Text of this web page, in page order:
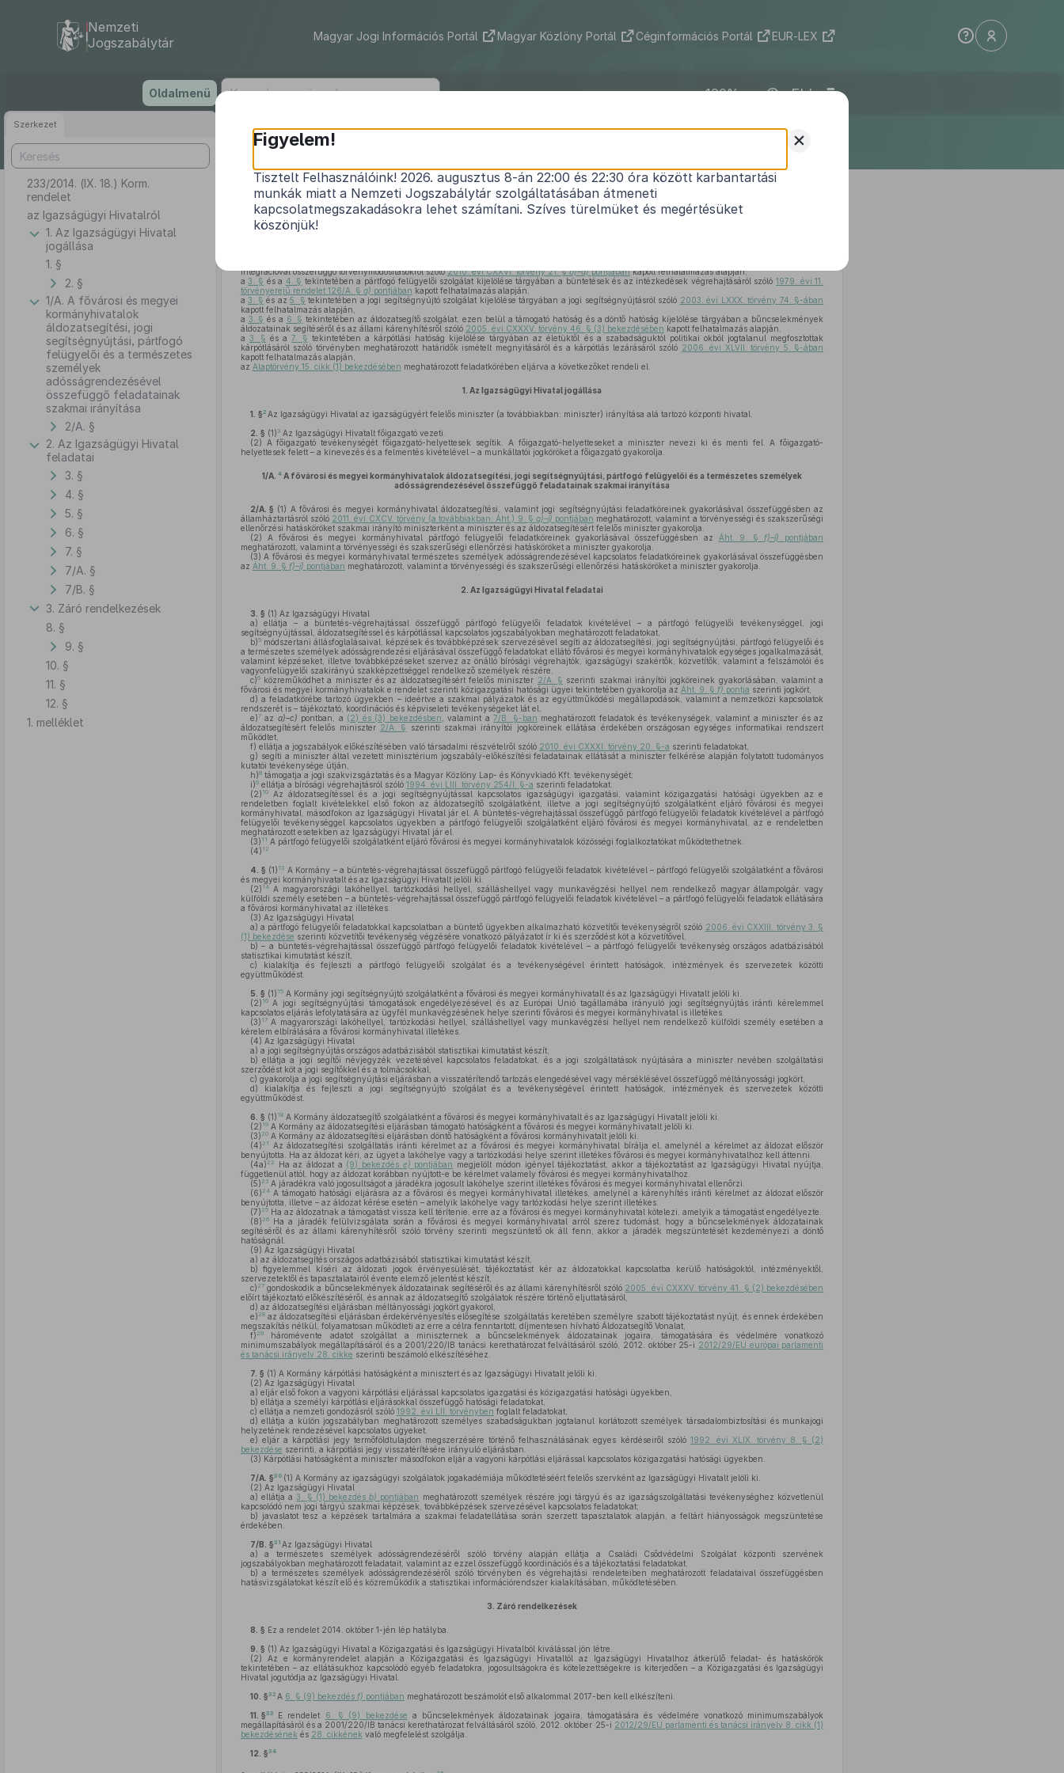
tartalomra
Nemzeti
Jogszabálytár
Magyar Jogi Információs Portál Magyar Közlöny Portál Céginformációs Portál EUR-LEX
Oldalmenü ELI
Szerkezet
233/2014. (IX. 18.) Korm.
rendelet
az Igazságügyi Hivatalról
1. Az Igazságügyi Hivatal
jogállása
1. §
2. §
1/A. A fővárosi és megyei
kormányhivatalok
áldozatsegítési, jogi
segítségnyújtási, pártfogó
felügyelői és a természetes
személyek
adósságrendezésével
összefüggő feladatainak
szakmai irányítása
2/A. §
2. Az Igazságügyi Hivatal
feladatai
3. §
4. §
5. §
6. §
7. §
7/A. §
7/B. §
3. Záró rendelkezések
8. §
9. §
10. §
11. §
12. §
1. melléklet
233/2014. (IX. 18.) Korm. rendelet
az Igazságügyi Hivatalról1
Hatályos: 2015. 11. 01. – 2016. 12. 31.
integrációval összefüggő törvénymódosításokról szóló2010. évi CXXVI. törvény 21. §b)–d)pontjábankapott felhatalmazás alapján,
a3. § és a 4. § tekintetében a pártfogó felügyelői szolgálat kijelölése tárgyában a büntetések és az intézkedések végrehajtásáról szóló1979. évi 11.
törvényerejű rendelet 126/A. § a) pontjában kapott felhatalmazás alapján,
a3. § és az5. § tekintetében a jogi segítségnyújtó szolgálat kijelölése tárgyában a jogi segítségnyújtásról szóló 2003. évi LXXX. törvény 74. §-ában
kapott felhatalmazás alapján,
a 3. § és a 6. § tekintetében az áldozatsegítő szolgálat, ezen belül a támogató hatóság és a döntő hatóság kijelölése tárgyában a bűncselekmények
áldozatainak segítéséről és az állami kárenyhítésről szóló 2005. évi CXXXV. törvény 46. § (3) bekezdésében kapott felhatalmazás alapján,
a 3. § és a7. § tekintetében a kárpótlási hatóság kijelölése tárgyában az életüktől és a szabadságuktól politikai okból jogtalanul megfosztottak
kárpótlásáról szóló törvényben meghatározott határidők ismételt megnyitásáról és a kárpótlás lezárásáról szóló 2006. évi XLVII. törvény 5. §-ában
kapott felhatalmazás alapján,
az Alaptörvény 15. cikk (1) bekezdésében meghatározott feladatkörében eljárva a következőket rendeli el.
1. Az Igazságügyi Hivatal jogállása
1. §2 Az Igazságügyi Hivatal az igazságügyért felelős miniszter (a továbbiakban: miniszter) irányítása alá tartozó központi hivatal.
2. § (1) 3Az Igazságügyi Hivatalt főigazgató vezeti.
(2) A főigazgató tevékenységét főigazgató-helyettesek segítik. A főigazgató-helyetteseket a miniszter nevezi ki és menti fel. A főigazgató-
helyettesek felett – a kinevezés és a felmentés kivételével – a munkáltatói jogköröket a főigazgató gyakorolja.
1/A. 4A fővárosi és megyei kormányhivatalok áldozatsegítési, jogi segítségnyújtási, pártfogó felügyelői és a természetes személyek
adósságrendezésével összefüggő feladatainak szakmai irányítása
2/A. § (1) A fővárosi és megyei kormányhivatal áldozatsegítési, valamint jogi segítségnyújtási feladatköreinek gyakorlásával összefüggésben az
államháztartásról szóló 2011. évi CXCV. törvény (a továbbiakban: Áht.) 9. § g)–i) pontjában meghatározott, valamint a törvényességi és szakszerűségi
ellenőrzési hatásköröket szakmai irányító miniszterként a miniszter és az áldozatsegítésért felelős miniszter gyakorolja.
(2) A fővárosi és megyei kormányhivatal pártfogó felügyelői feladatköreinek gyakorlásával összefüggésben az Áht. 9. §f)–i)
pontjában
meghatározott, valamint a törvényességi és szakszerűségi ellenőrzési hatásköröket a miniszter gyakorolja.
(3) A fővárosi és megyei kormányhivatal természetes személyek adósságrendezésével kapcsolatos feladatköreinek gyakorlásával összefüggésben
az Áht. 9. § f)–i) pontjában meghatározott, valamint a törvényességi és szakszerűségi ellenőrzési hatásköröket a miniszter gyakorolja.
2. Az Igazságügyi Hivatal feladatai
3. § (1) Az Igazságügyi Hivatal
a) ellátja – a büntetés-végrehajtással összefüggő pártfogó felügyelői feladatok kivételével – a pártfogó felügyelői tevékenységgel, jogi
segítségnyújtással, áldozatsegítéssel és kárpótlással kapcsolatos jogszabályokban meghatározott feladatokat,
b)5módszertani állásfoglalásaival, képzések és továbbképzések szervezésével segíti az áldozatsegítési, jogi segítségnyújtási, pártfogó felügyelői és
a természetes személyek adósságrendezési eljárásával összefüggő feladatokat ellátó fővárosi és megyei kormányhivatalok egységes jogalkalmazását,
valamint képzéseket, illetve továbbképzéseket szervez az önálló bírósági végrehajtók, igazságügyi szakértők, közvetítők, valamint a felszámolói és
vagyonfelügyelői szakirányú szakképzettséggel rendelkező személyek részére,
c)6közreműködhet a miniszter és az áldozatsegítésért felelős miniszter 2/A. § szerinti szakmai irányítói jogköreinek gyakorlásában, valamint a
fővárosi és megyei kormányhivatalok e rendelet szerinti közigazgatási hatósági ügyei tekintetében gyakorolja az Áht. 9. § f) pontja szerinti jogkört,
d) a feladatkörébe tartozó ügyekben – ideértve a szakmai pályázatok és az együttműködési megállapodások, valamint a nemzetközi kapcsolatok
rendszerét is – tájékoztató, koordinációs és képviseleti tevékenységeket lát el,
e)7az a)–c) pontban, a (2) és (3) bekezdésben , valamint a7/B. §-ban meghatározott feladatok és tevékenységek, valamint a miniszter és az
áldozatsegítésért felelős miniszter 2/A. §
szerinti szakmai irányítói jogköreinek ellátása érdekében országosan egységes informatikai rendszert
működtet,
f) ellátja a jogszabályok előkészítésében való társadalmi részvételről szóló 2010. évi CXXXI. törvény 20. §-a szerinti feladatokat,
g) segíti a miniszter által vezetett minisztérium jogszabály-előkészítési feladatainak ellátását a miniszter felkérése alapján folytatott tudományos
kutatói tevékenysége útján,
h)8támogatja a jogi szakvizsgáztatás és a Magyar Közlöny Lap- és Könyvkiadó Kft. tevékenységét;
i)9ellátja a bírósági végrehajtásról szóló 1994. évi LIII. törvény 254/I. §-a szerinti feladatokat.
(2) 10Az áldozatsegítéssel és a jogi segítségnyújtással kapcsolatos igazságügyi igazgatási, valamint közigazgatási hatósági ügyekben az e
rendeletben foglalt kivételekkel első fokon az áldozatsegítő szolgálatként, illetve a jogi segítségnyújtó szolgálatként eljáró fővárosi és megyei
kormányhivatal, másodfokon az Igazságügyi Hivatal jár el. A büntetés-végrehajtással összefüggő pártfogó felügyelői feladatok kivételével a pártfogó
felügyelői tevékenységgel kapcsolatos ügyekben a pártfogó felügyelői szolgálatként eljáró fővárosi és megyei kormányhivatal, az e rendeletben
meghatározott esetekben az Igazságügyi Hivatal jár el.
(3) 11 A pártfogó felügyelői szolgálatként eljáró fővárosi és megyei kormányhivatalok közösségi foglalkoztatókat működtethetnek.
(4) 12
4. § (1) 13 A Kormány – a büntetés-végrehajtással összefüggő pártfogó felügyelői feladatok kivételével – pártfogó felügyelői szolgálatként a fővárosi
és megyei kormányhivatalt és az Igazságügyi Hivatalt jelöli ki.
(2) 14A magyarországi lakóhellyel, tartózkodási hellyel, szálláshellyel vagy munkavégzési hellyel nem rendelkező magyar állampolgár, vagy
külföldi személy esetében – a büntetés-végrehajtással összefüggő pártfogó felügyelői feladatok kivételével – a pártfogó felügyelői feladatok ellátására
a fővárosi kormányhivatal az illetékes.
(3) Az Igazságügyi Hivatal
a) a pártfogó felügyelői feladatokkal kapcsolatban a büntető ügyekben alkalmazható közvetítői tevékenységről szóló 2006. évi CXXIII. törvény 3. §
(1) bekezdése szerinti közvetítői tevékenység végzésére vonatkozó pályázatot ír ki és szerződést köt a közvetítővel,
b) – a büntetés-végrehajtással összefüggő pártfogó felügyelői feladatok kivételével – a pártfogó felügyelői tevékenység országos adatbázisából
statisztikai kimutatást készít,
c) kialakítja és fejleszti a pártfogó felügyelői szolgálat és a tevékenységével érintett hatóságok, intézmények és szervezetek közötti
együttműködést.
5. § (1) 15A Kormány jogi segítségnyújtó szolgálatként a fővárosi és megyei kormányhivatalt és az Igazságügyi Hivatalt jelöli ki.
(2) 16A jogi segítségnyújtási támogatások engedélyezésével és az Európai Unió tagállamába irányuló jogi segítségnyújtás iránti kérelemmel
kapcsolatos eljárás lefolytatására az ügyfél munkavégzésének helye szerinti fővárosi és megyei kormányhivatal is illetékes.
(3) 17A magyarországi lakóhellyel, tartózkodási hellyel, szálláshellyel vagy munkavégzési hellyel nem rendelkező külföldi személy esetében a
kérelem elbírálására a fővárosi kormányhivatal illetékes.
(4) Az Igazságügyi Hivatal
a) a jogi segítségnyújtás országos adatbázisából statisztikai kimutatást készít,
b) ellátja a jogi segítői névjegyzék vezetésével kapcsolatos feladatokat, és a jogi szolgáltatások nyújtására a miniszter nevében szolgáltatási
szerződést köt a jogi segítőkkel és a tolmácsokkal,
c) gyakorolja a jogi segítségnyújtási eljárásban a visszatérítendő tartozás elengedésével vagy mérséklésével összefüggő méltányossági jogkört,
d) kialakítja és fejleszti a jogi segítségnyújtó szolgálat és a tevékenységével érintett hatóságok, intézmények és szervezetek közötti
együttműködést.
6. § (1) 18A Kormány áldozatsegítő szolgálatként a fővárosi és megyei kormányhivatalt és az Igazságügyi Hivatalt jelöli ki.
(2) 19A Kormány az áldozatsegítési eljárásban támogató hatóságként a fővárosi és megyei kormányhivatalt jelöli ki.
(3) 20A Kormány az áldozatsegítési eljárásban döntő hatóságként a fővárosi kormányhivatalt jelöli ki.
(4) 21
Az áldozatsegítési szolgáltatás iránti kérelmet az a fővárosi és megyei kormányhivatal bírálja el, amelynél a kérelmet az áldozat először
benyújtotta. Ha az áldozat kéri, az ügyet a lakóhelye vagy a tartózkodási helye szerint illetékes fővárosi és megyei kormányhivatalhoz kell áttenni.
(4a) 22 Ha az áldozat a (9) bekezdés e) pontjában megjelölt módon igényel tájékoztatást, akkor a tájékoztatást az Igazságügyi Hivatal nyújtja,
függetlenül attól, hogy az áldozat korábban nyújtott-e be kérelmet valamely fővárosi és megyei kormányhivatalhoz.
(5) 23A járadékra való jogosultságot a járadékra jogosult lakóhelye szerint illetékes fővárosi és megyei kormányhivatal ellenőrzi.
(6) 24A támogató hatósági eljárásra az a fővárosi és megyei kormányhivatal illetékes, amelynél a kárenyhítés iránti kérelmet az áldozat először
benyújtotta, illetve – az áldozat kérése esetén – amelyik lakóhelye vagy tartózkodási helye szerint illetékes.
(7) 25Ha az áldozatnak a támogatást vissza kell térítenie, erre az a fővárosi és megyei kormányhivatal kötelezi, amelyik a támogatást engedélyezte.
(8) 26Ha a járadék felülvizsgálata során a fővárosi és megyei kormányhivatal arról szerez tudomást, hogy a bűncselekmények áldozatainak
segítéséről és az állami kárenyhítésről szóló törvény szerinti megszüntető ok áll fenn, akkor a járadék megszüntetését kezdeményezi a döntő
hatóságnál.
(9) Az Igazságügyi Hivatal
a) az áldozatsegítés országos adatbázisából statisztikai kimutatást készít,
b) figyelemmel kíséri az áldozati jogok érvényesülését, tájékoztatást kér az áldozatokkal kapcsolatba kerülő hatóságoktól, intézményektől,
szervezetektől és tapasztalatairól évente elemző jelentést készít,
c) 27gondoskodik a bűncselekmények áldozatainak segítéséről és az állami kárenyhítésről szóló 2005. évi CXXXV. törvény 41. § (2) bekezdésében
előírt tájékoztató előkészítéséről, és annak az áldozatsegítő szolgálatok részére történő eljuttatásáról,
d) az áldozatsegítési eljárásban méltányossági jogkört gyakorol,
e) 28az áldozatsegítési eljárásban érdekérvényesítés elősegítése szolgáltatás keretében személyre szabott tájékoztatást nyújt, és ennek érdekében
megszakítás nélkül, folyamatosan működteti az erre a célra fenntartott, díjmentesen hívható Áldozatsegítő Vonalat,
f) 29háromévente adatot szolgáltat a miniszternek a bűncselekmények áldozatainak jogaira, támogatására és védelmére vonatkozó
minimumszabályok megállapításáról és a 2001/220/IB tanácsi kerethatározat felváltásáról szóló, 2012. október 25-i 2012/29/EU európai parlamenti
és tanácsi irányelv 28. cikke szerinti beszámoló elkészítéséhez.
7. § (1) A Kormány kárpótlási hatóságként a minisztert és az Igazságügyi Hivatalt jelöli ki.
(2) Az Igazságügyi Hivatal
a) eljár első fokon a vagyoni kárpótlási eljárással kapcsolatos igazgatási és közigazgatási hatósági ügyekben,
b) ellátja a személyi kárpótlási eljárásokkal összefüggő hatósági feladatokat,
c) ellátja a nemzeti gondozásról szóló 1992. évi LII. törvényben foglalt feladatokat,
d) ellátja a külön jogszabályban meghatározott személyes szabadságukban jogtalanul korlátozott személyek társadalombiztosítási és munkajogi
helyzetének rendezésével kapcsolatos ügyeket,
e) eljár a kárpótlási jegy termőföldtulajdon megszerzésére történő felhasználásának egyes kérdéseiről szóló 1992. évi XLIX. törvény 8. § (2)
bekezdése szerinti, a kárpótlási jegy visszatérítésére irányuló eljárásban.
(3) Kárpótlási hatóságként a miniszter másodfokon eljár a vagyoni kárpótlási eljárással kapcsolatos közigazgatási hatósági ügyekben.
7/A. §30 (1) A Kormány az igazságügyi szolgálatok jogakadémiája működtetéséért felelős szervként az Igazságügyi Hivatalt jelöli ki.
(2) Az Igazságügyi Hivatal
a) ellátja a3. § (1) bekezdésb) pontjában meghatározott személyek részére jogi tárgyú és az igazságszolgáltatási tevékenységhez közvetlenül
kapcsolódó nem jogi tárgyú szakmai képzések, továbbképzések szervezésével kapcsolatos feladatokat;
b) javaslatot tesz a képzések tartalmára a szakmai feladatellátása során szerzett tapasztalatok alapján, a feltárt hiányosságok megszüntetése
érdekében.
7/B. §31 Az Igazságügyi Hivatal
a) a természetes személyek adósságrendezéséről szóló törvény alapján ellátja a Családi Csődvédelmi Szolgálat központi szervének
jogszabályokban meghatározott feladatait, valamint az ezzel összefüggő koordinációs és a tájékoztatási feladatokat,
b) a természetes személyek adósságrendezéséről szóló törvényben és végrehajtási rendeleteiben meghatározott feladataival összefüggésben
hatásvizsgálatokat készít elő és közreműködik a statisztikai információrendszer kialakításában, működtetésében.
3. Záró rendelkezések
8. § Ez a rendelet 2014. október 1-jén lép hatályba.
9. § (1) Az Igazságügyi Hivatal a Közigazgatási és Igazságügyi Hivatalból kiválással jön létre.
(2) Az e kormányrendelet alapján a Közigazgatási és Igazságügyi Hivataltól az Igazságügyi Hivatalhoz átkerülő feladat- és hatáskörök
tekintetében – az ellátásukhoz kapcsolódó egyéb feladatokra, jogosultságokra és kötelezettségekre is kiterjedően – a Közigazgatási és Igazságügyi
Hivatal jogutódja az Igazságügyi Hivatal.
10. §32 A 6. § (9) bekezdés f) pontjában meghatározott beszámolót első alkalommal 2017-ben kell elkészíteni.
11. §33 E rendelet 6. § (9) bekezdése a bűncselekmények áldozatainak jogaira, támogatására és védelmére vonatkozó minimumszabályok
megállapításáról és a 2001/220/IB tanácsi kerethatározat felváltásáról szóló, 2012. október 25-i 2012/29/EU parlamenti és tanácsi irányelv 8. cikk (1)
bekezdésének és 28. cikkének való megfelelést szolgálja.
12. §34
+
Figyelem!
Tisztelt Felhasználóink! 2026. augusztus 8-án 22:00 és 22:30 óra között karbantartási
munkák miatt a Nemzeti Jogszabálytár szolgáltatásában átmeneti
kapcsolatmegszakadásokra lehet számítani. Szíves türelmüket és megértésüket
köszönjük!